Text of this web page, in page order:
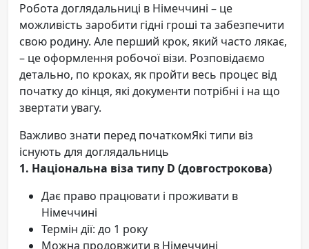
Робота доглядальниці в Німеччині – це
можливість заробити гідні гроші та забезпечити
свою родину. Але перший крок, який часто лякає,
– це оформлення робочої візи. Розповідаємо
детально, по кроках, як пройти весь процес від
початку до кінця, які документи потрібні і на що
звертати увагу.
Важливо знати перед початкомЯкі типи віз
існують для доглядальниць
1. Національна віза типу D (довгострокова)
Дає право працювати і проживати в
Німеччині
Термін дії: до 1 року
Можна продовжити в Німеччині